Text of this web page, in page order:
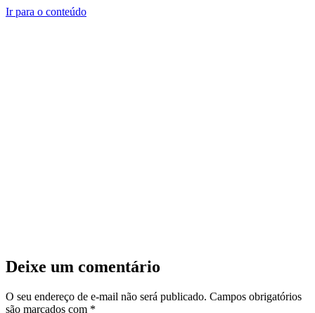
Ir para o conteúdo
Deixe um comentário
O seu endereço de e-mail não será publicado. Campos obrigatórios
são marcados com *